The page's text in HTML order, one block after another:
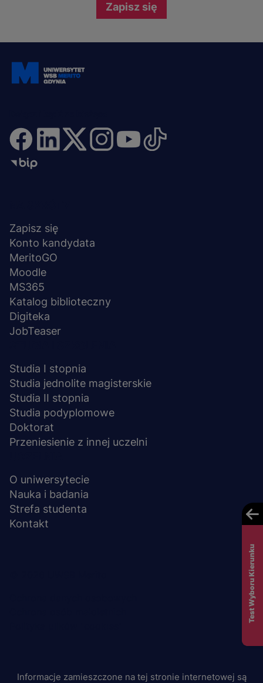
Zapisz się
stopka
Zapisz się
Konto kandydata
MeritoGO
Moodle
MS365
Katalog biblioteczny
Digiteka
JobTeaser
Studia I stopnia
Studia jednolite magisterskie
Studia II stopnia
Studia podyplomowe
Doktorat
Przeniesienie z innej uczelni
O uniwersytecie
Nauka i badania
Strefa studenta
Kontakt
Informacje zamieszczone na tej stronie internetowej są
Test Wyboru Kierunku